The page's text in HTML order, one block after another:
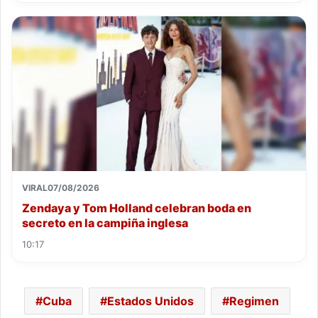
VIRAL07/08/2026
Zendaya y Tom Holland celebran boda en
secreto en la campiña inglesa
10:17
Cuba Estados Unidos Regimen